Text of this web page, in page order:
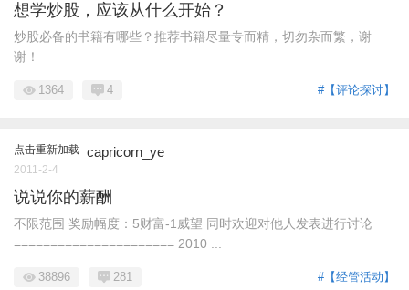
想学炒股，应该从什么开始？
炒股必备的书籍有哪些？推荐书籍尽量专而精，切勿杂而繁，谢
谢！
#【评论探讨】
1364 4
点击重新加载 capricorn_ye
2011-2-4
说说你的薪酬
不限范围 奖励幅度：5财富-1威望 同时欢迎对他人发表进行讨论
====================== 2010 ...
#【经管活动】
38896 281